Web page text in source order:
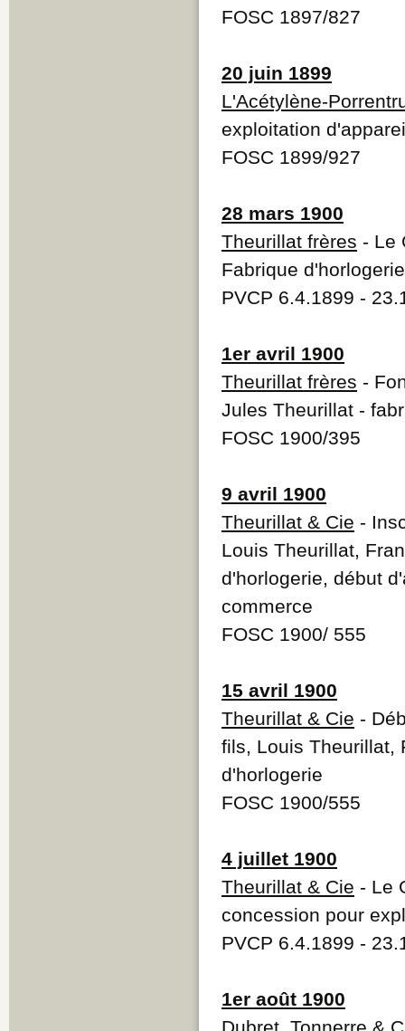
FOSC 1897/827
20 juin 1899
L'Acétylène-
exploitation
FOSC 1899/927
28 mars 1900
Theurillat frères - Le
Fabrique
PVCP 6.4.1899 -
1er avril 1900
Theurillat frères -
Jules Theurillat -
FOSC 1900/395
9 avril 1900
Theurillat & Cie -
Louis Theurillat,
d'horlogerie, début
commerce
FOSC 1900/ 555
15 avril 1900
Theurillat & Cie -
fils, Louis Theurillat,
d'horlogerie
FOSC 1900/555
4 juillet 1900
Theurillat & Cie - Le
concession pour
PVCP 6.4.1899 -
1er août 1900
Dubret, Tonnerre &